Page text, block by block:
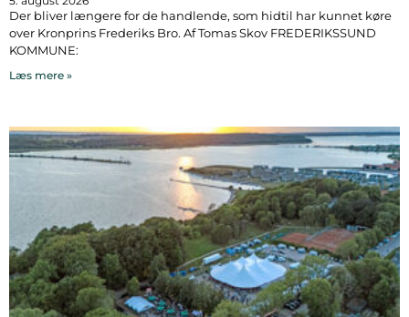
Der bliver længere for de handlende, som hidtil har kunnet køre
over Kronprins Frederiks Bro. Af Tomas Skov FREDERIKSSUND
KOMMUNE:
Læs mere »